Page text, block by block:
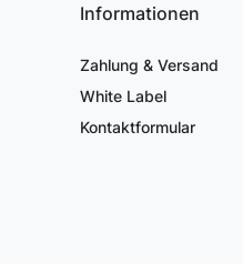
Informationen
Zahlung & Versand
White Label
Kontaktformular